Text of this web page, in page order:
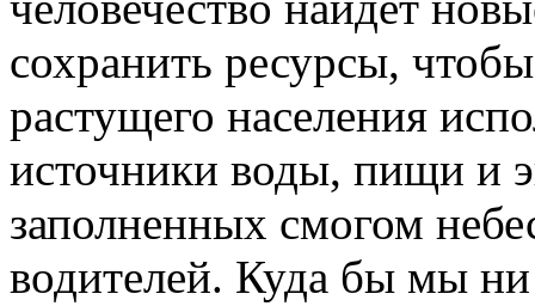
сохранить ресурсы,
растущего населения
источники воды, пищи и
заполненных смогом
водителей. Куда бы мы